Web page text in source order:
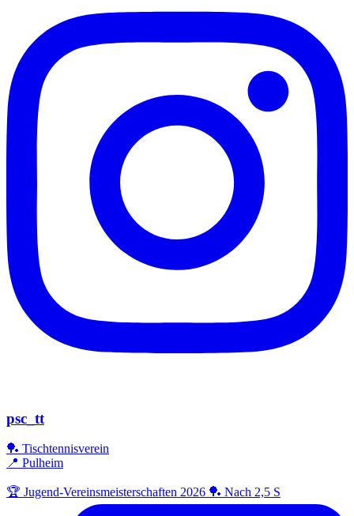
psc_tt
🏓 Tischtennisverein
📍 Pulheim
🏆 Jugend-Vereinsmeisterschaften 2026 🏓 Nach 2,5 S